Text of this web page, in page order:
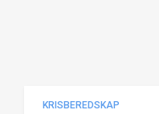
KRISBEREDSKAP